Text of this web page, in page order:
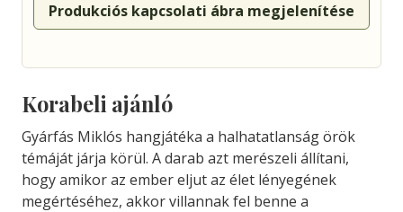
Produkciós kapcsolati ábra megjelenítése
Korabeli ajánló
Gyárfás Miklós hangjátéka a halhatatlanság örök
témáját járja körül. A darab azt merészeli állítani,
hogy amikor az ember eljut az élet lényegének
megértéséhez, akkor villannak fel benne a